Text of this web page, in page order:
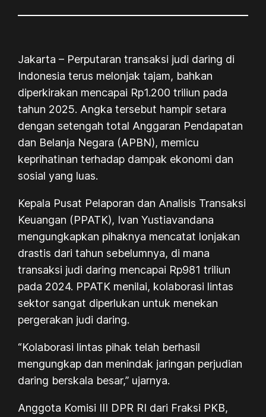
Jakarta – Perputaran transaksi judi daring di
Indonesia terus melonjak tajam, bahkan
diperkirakan mencapai Rp1.200 triliun pada
tahun 2025. Angka tersebut hampir setara
dengan setengah total Anggaran Pendapatan
dan Belanja Negara (APBN), memicu
keprihatinan terhadap dampak ekonomi dan
sosial yang luas.
Kepala Pusat Pelaporan dan Analisis Transaksi
Keuangan (PPATK), Ivan Yustiavandana
mengungkapkan pihaknya mencatat lonjakan
drastis dari tahun sebelumnya, di mana
transaksi judi daring mencapai Rp981 triliun
pada 2024. PPATK menilai, kolaborasi lintas
sektor sangat diperlukan untuk menekan
pergerakan judi daring.
“Kolaborasi lintas pihak telah berhasil
mengungkap dan menindak jaringan perjudian
daring berskala besar,” ujarnya.
Anggota Komisi III DPR RI dari Fraksi PKB,